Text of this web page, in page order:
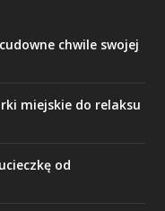
chwile swojej
miejskie do relaksu
od